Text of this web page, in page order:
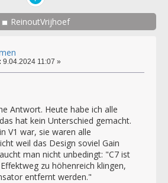
ReinoutVrijhoef
9.04.2024 11:07 »
Antwort. Heute habe ich alle
hat kein Unterschied gemacht.
V1 war, sie waren alle
weil das Design soviel Gain
man nicht unbedingt: "C7 ist
zu höhenreich klingen,
entfernt werden."